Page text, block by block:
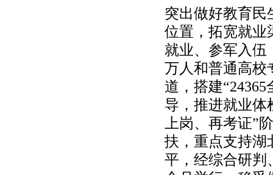
突出做好教育民
位置，拓宽就业
就业、参军入伍
万人和普通高校
道，搭建
导，推进就业体
上岗、再考证”
扶，重点支持湖
平，经综合研判